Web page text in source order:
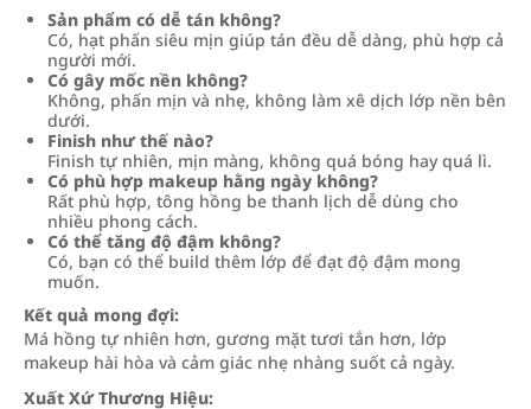
Sản phẩm có dễ tán không?
Có, hạt phấn siêu mịn giúp tán đều dễ dàng, phù hợp cả
người mới.
Có gây mốc nền không?
Không, phấn mịn và nhẹ, không làm xê dịch lớp nền bên
dưới.
Finish như thế nào?
Finish tự nhiên, mịn màng, không quá bóng hay quá lì.
Có phù hợp makeup hằng ngày không?
Rất phù hợp, tông hồng be thanh lịch dễ dùng cho
nhiều phong cách.
Có thể tăng độ đậm không?
Có, bạn có thể build thêm lớp để đạt độ đậm mong
muốn.
Kết quả mong đợi:
Má hồng tự nhiên hơn, gương mặt tươi tắn hơn, lớp
makeup hài hòa và cảm giác nhẹ nhàng suốt cả ngày.
Xuất Xứ Thương Hiệu: